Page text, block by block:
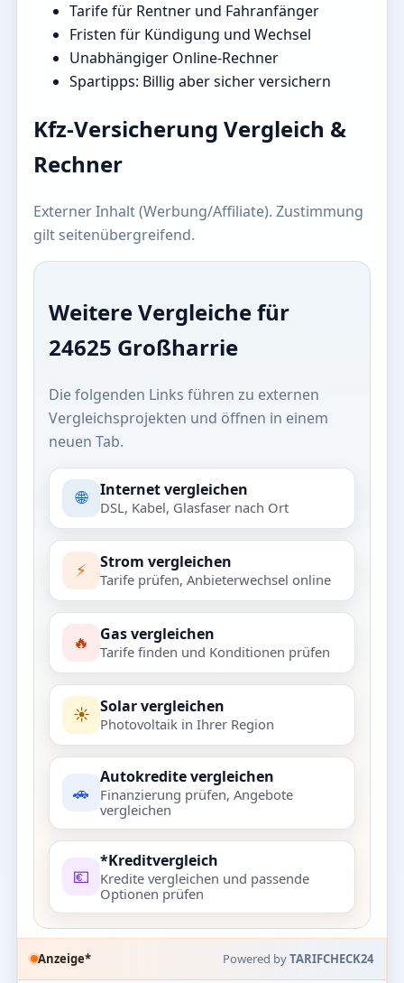
Tarife für Rentner und Fahranfänger
Fristen für Kündigung und Wechsel
Unabhängiger Online-Rechner
Spartipps: Billig aber sicher versichern
Kfz-Versicherung Vergleich &
Rechner
Externer Inhalt (Werbung/Affiliate). Zustimmung
gilt seitenübergreifend.
Weitere Vergleiche für
24625 Großharrie
Die folgenden Links führen zu externen
Vergleichsprojekten und öffnen in einem
neuen Tab.
🌐 Internet vergleichen
DSL, Kabel, Glasfaser nach Ort
⚡ Strom vergleichen
Tarife prüfen, Anbieterwechsel online
🔥 Gas vergleichen
Tarife finden und Konditionen prüfen
☀️ Solar vergleichen
Photovoltaik in Ihrer Region
🚗
Autokredite vergleichen
Finanzierung prüfen, Angebote
vergleichen
💶
*Kreditvergleich
Kredite vergleichen und passende
Optionen prüfen
Anzeige* Powered byTARIFCHECK24